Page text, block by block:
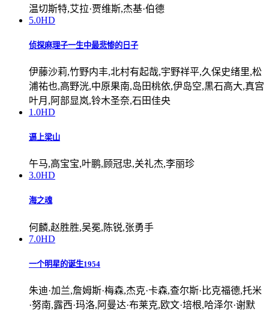
温切斯特,艾拉·贾维斯,杰基·伯德
5.0HD
侦探麻理子一生中最悲惨的日子
伊藤沙莉,竹野内丰,北村有起哉,宇野祥平,久保史绪里,松
浦祐也,高野洸,中原果南,岛田桃依,伊岛空,黒石高大,真宫
叶月,阿部显岚,铃木圣奈,石田佳央
1.0HD
逼上梁山
午马,高宝宝,叶鹏,顾冠忠,关礼杰,李丽珍
3.0HD
海之魂
何麟,赵胜胜,吴冕,陈锐,张勇手
7.0HD
一个明星的诞生1954
朱迪·加兰,詹姆斯·梅森,杰克·卡森,查尔斯·比克福德,托米
·努南,露西·玛洛,阿曼达·布莱克,欧文·培根,哈泽尔·谢默